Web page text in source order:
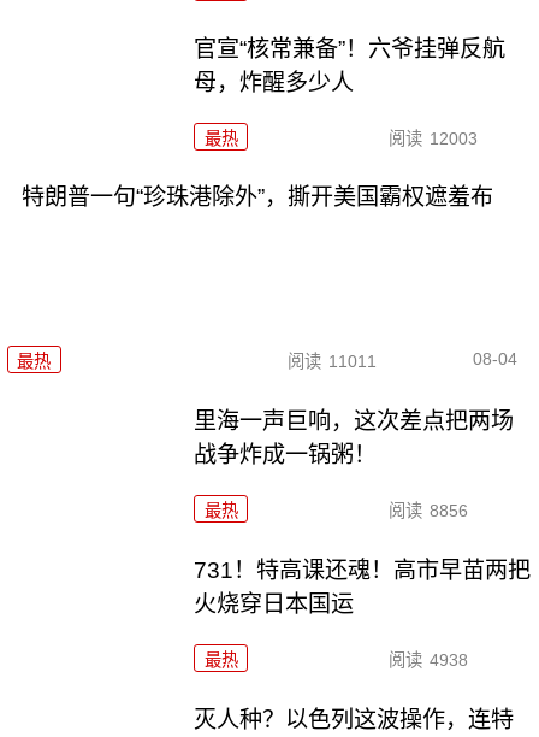
官宣“核常兼备”！六爷挂弹反航
母，炸醒多少人
最热 阅读 12003
特朗普一句“珍珠港除外”，撕开美国霸权遮羞布
最热 阅读 11011 08-04
里海一声巨响，这次差点把两场
战争炸成一锅粥！
最热 阅读 8856
731！特高课还魂！高市早苗两把
火烧穿日本国运
最热 阅读 4938
灭人种？以色列这波操作，连特